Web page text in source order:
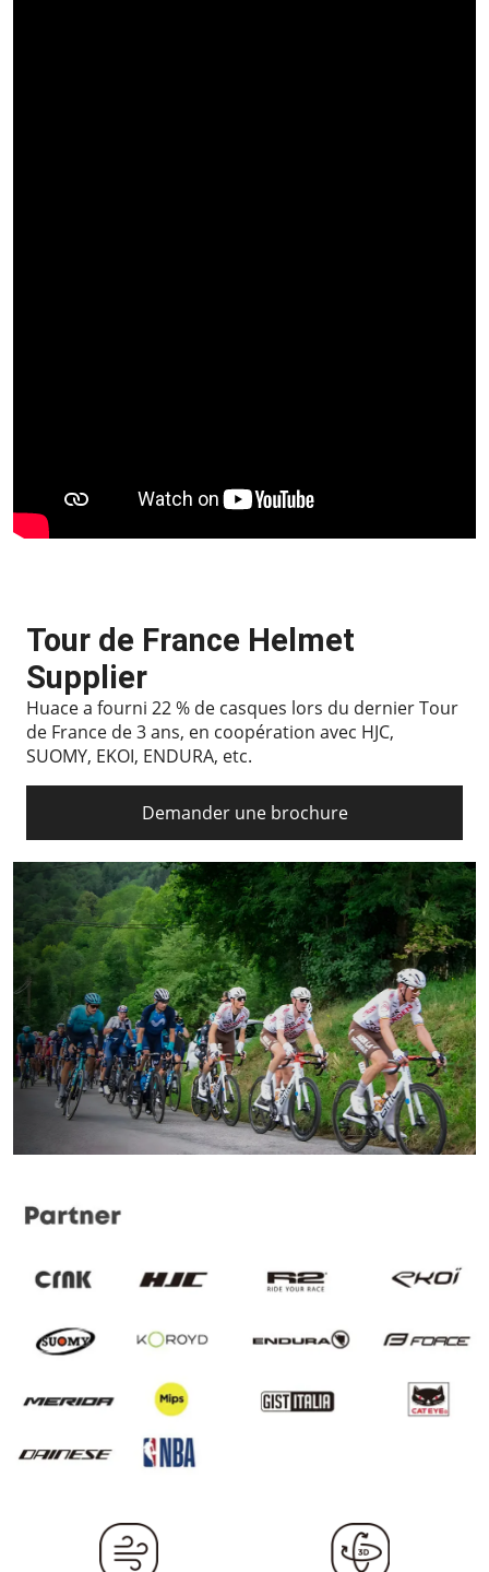
Tour de France Helmet
Supplier
Huace a fourni 22 % de casques lors du dernier Tour
de France de 3 ans, en coopération avec HJC,
SUOMY, EKOI, ENDURA, etc.
Demander une brochure